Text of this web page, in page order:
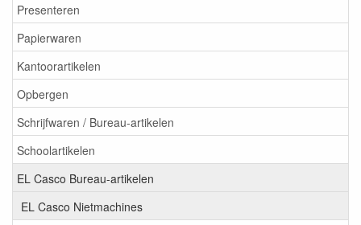
Presenteren
Papierwaren
Kantoorartikelen
Opbergen
Schrijfwaren / Bureau-artikelen
Schoolartikelen
EL Casco Bureau-artikelen
EL Casco Nietmachines